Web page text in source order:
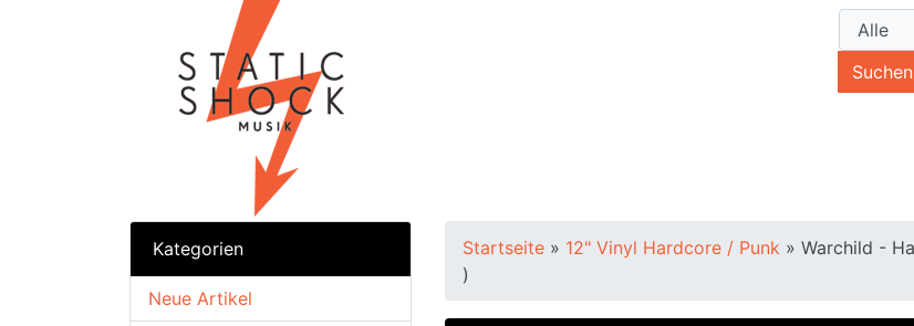
Suchen
Kategorien
Neue Artikel
Startseite » 12" Vinyl Hardcore / Punk » Warchild -
)